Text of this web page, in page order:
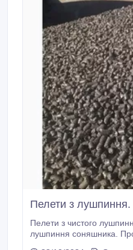
Пелети з
Пелети з чистого
лушпиння соняшника. Пропозиція для підприємств.